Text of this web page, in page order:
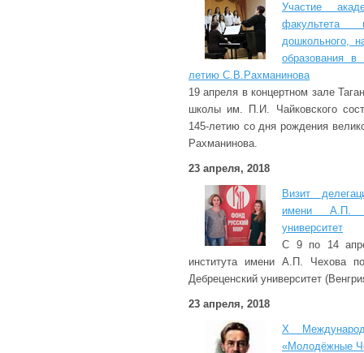
Участие
факультета
дошкольного,
образования в
летию С.В.Рахманинова
19 апреля в концертном зале
школы им. П.И. Чайковского
145-летию со дня рождения
Рахманинова.
23 апреля, 2018
Визит
имени А.П.
университет
С 9 по 14
института имени А.П. Чехова
Дебреценский университет
23 апреля, 2018
Х
«Молодёжные